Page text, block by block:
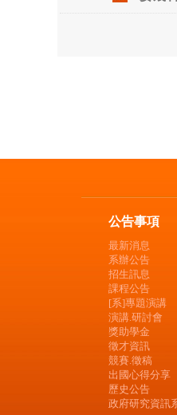
公告事項
最新消息
系辦公告
招生訊息
課程公告
[系]專題演講
演講.研討會
獎助學金
徵才資訊
競賽.徵稿
出國心得分享
歷史公告
政府研究資訊